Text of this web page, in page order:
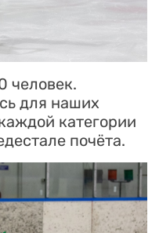
человек.
для наших
категории
почёта.